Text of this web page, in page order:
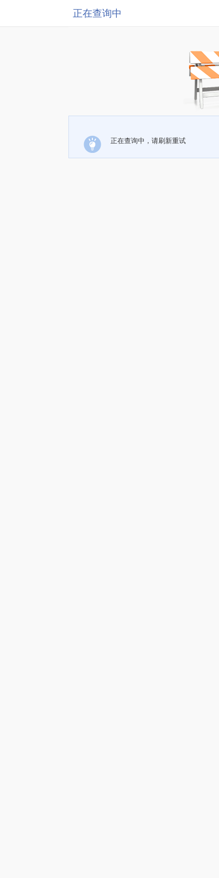
正在查询中
正在查询中，请刷新重试